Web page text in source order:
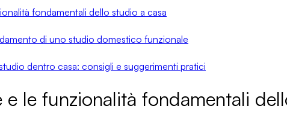
fondamentali dello studio a casa
di uno studio domestico funzionale
dentro casa: consigli e suggerimenti pratici
e le funzionalità fondamentali